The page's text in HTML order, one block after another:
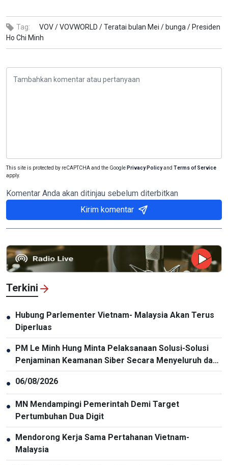
Tag: VOV /VOVWORLD /Teratai bulan Mei / bunga / Presiden
Ho Chi Minh
This site is protected by reCAPTCHA and the Google Privacy Policyand Terms of Service
apply.
Komentar Anda akan ditinjau sebelum diterbitkan
Kirim komentar
Terkini
● Hubung Parlementer Vietnam- Malaysia Akan Terus
Diperluas
● PM Le Minh Hung Minta Pelaksanaan Solusi-Solusi
Penjaminan Keamanan Siber Secara Menyeluruh dan
Sinkron
● 06/08/2026
● MN Mendampingi Pemerintah Demi Target
Pertumbuhan Dua Digit
● Mendorong Kerja Sama Pertahanan Vietnam-
Malaysia